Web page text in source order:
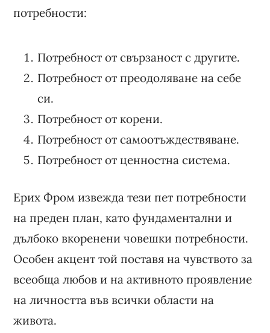
потребности:
Потребност от свързаност с другите.
Потребност от преодоляване на себе
си.
Потребност от корени.
Потребност от самоотъждествяване.
Потребност от ценностна система.
Ерих Фром извежда тези пет потребности
на преден план, като фундаментални и
дълбоко вкоренени човешки потребности.
Особен акцент той поставя на чувството за
всеобща любов и на активното проявление
на личността във всички области на
живота.